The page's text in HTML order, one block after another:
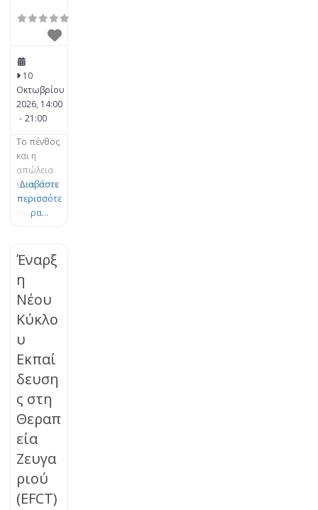
10
Οκτωβρίου
2026, 14:00
- 21:00
Το πένθος
και η
απώλεια
είναι στον
πυρήνα
Δεσμού.
Το πένθος
είναι μια
φυσική,
οργανική
διεργασία
εξέλιξης
και
γής, η
οποία
μπορεί να
μπλοκαρισ
τεί. Τα
βιώματα
απώλειας
μπορούν
Διαβάστε
περισσότε
ρα...
Έναρξ
η
Νέου
Κύκλο
υ
Εκπαί
δευση
ς στη
Θεραπ
εία
Ζευγα
ριού
(EFCT)